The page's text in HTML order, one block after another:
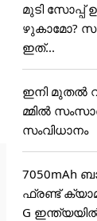
മുടി സോപ്പ്
ഴുകാമോ?
ഇത്...
ഇനി മുതൽ
മ്മിൽ
സംവിധാനം
7050mAh
ഫ്രണ്ട്
G